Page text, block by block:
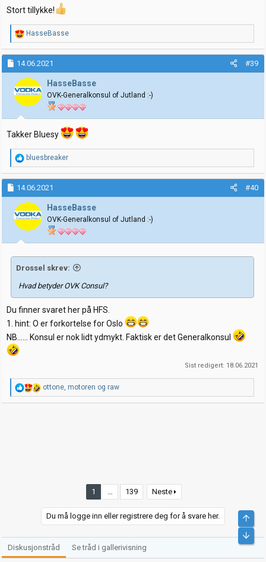
Stort tillykke!
R
e
a
k
s
j
o
e
r
HasseBasse
14.06.2021 #39
HasseBasse
OVK-Generalkonsul of Jutland :-)
Takker Bluesy
R
e
a
k
s
j
o
e
r
bluesbreaker
14.06.2021 #40
HasseBasse
OVK-Generalkonsul of Jutland :-)
Drossel skrev:
Hvad betyder OVK Consul?
Du finner svaret her på HFS.
1. hint: O er forkortelse for Oslo
NB...... Konsul er nok lidt ydmykt. Faktisk er det Generalkonsul
Sist redigert: 18.06.2021
R
e
a
ottone, motoren og raw
1 139 Neste
Du må logge inn eller registrere deg for å svare her.
Diskusjonstråd Se tråd i gallerivisning